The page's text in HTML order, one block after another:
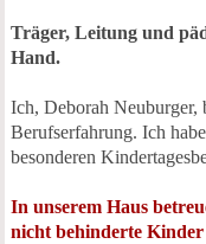
Träger, Leitung und
Hand.
Ich, Deborah Neuburger,
Berufserfahrung. Ich
besonderen
In unserem Haus
nicht behinderte